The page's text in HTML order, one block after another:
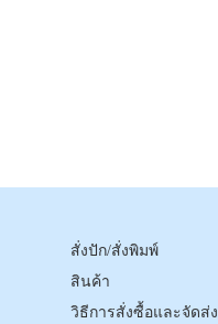
สั่งปัก/สั่งพิมพ์
สินค้า
วิธีการสั่งซื้อและจัดส่ง